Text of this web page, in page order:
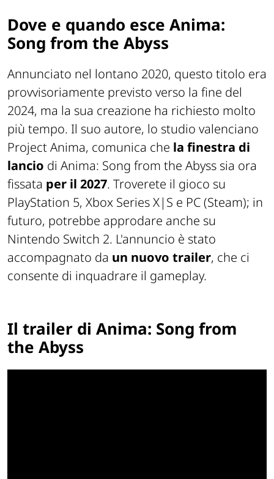
Dove e quando esce Anima:
Song from the Abyss
Annunciato nel lontano 2020, questo titolo era
provvisoriamente previsto verso la fine del
2024, ma la sua creazione ha richiesto molto
più tempo. Il suo autore, lo studio valenciano
Project Anima, comunica che la finestra di
lancio di Anima: Song from the Abyss sia ora
fissata per il 2027. Troverete il gioco su
PlayStation 5, Xbox Series X|S e PC (Steam); in
futuro, potrebbe approdare anche su
Nintendo Switch 2. L'annuncio è stato
accompagnato da un nuovo trailer, che ci
consente di inquadrare il gameplay.
Il trailer di Anima: Song from
the Abyss